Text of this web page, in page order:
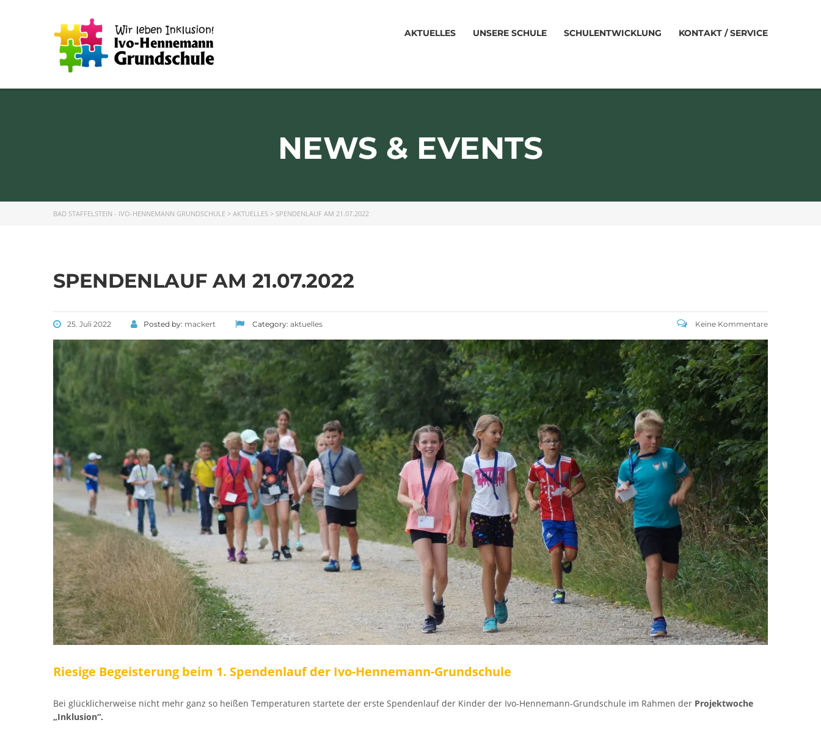
AKTUELLES UNSERE SCHULE SCHULENTWICKLUNG KONTAKT / SERVICE
NEWS & EVENTS
BAD STAFFELSTEIN - IVO-HENNEMANN GRUNDSCHULE > AKTUELLES > SPENDENLAUF AM 21.07.2022
SPENDENLAUF AM 21.07.2022
25. Juli 2022 Posted by: mackert Category: aktuelles Keine Kommentare
Riesige Begeisterung beim 1. Spendenlauf der Ivo-Hennemann-Grundschule
Bei glücklicherweise nicht mehr ganz so heißen Temperaturen startete der erste Spendenlauf der Kinder der Ivo-Hennemann-Grundschule im Rahmen der Projektwoche
„Inklusion“.